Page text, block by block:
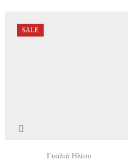
SALE
Γυαλιά Ηλίου